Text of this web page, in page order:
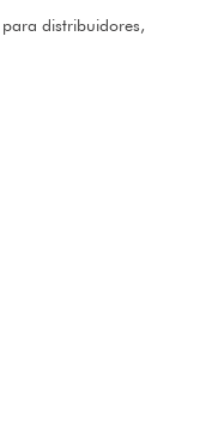
distribuidores,